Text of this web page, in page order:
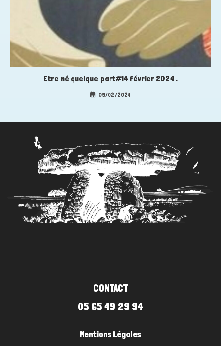
Etre né quelque part#14 février 2024 .
09/02/2024
CONTACT
05 65 49 29 94
Mentions Légales